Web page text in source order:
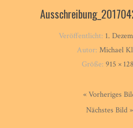
Veröffentlicht: 1.
Autor: Michael
Größe: 915 ×
« Vorheriges
Nächstes Bild »